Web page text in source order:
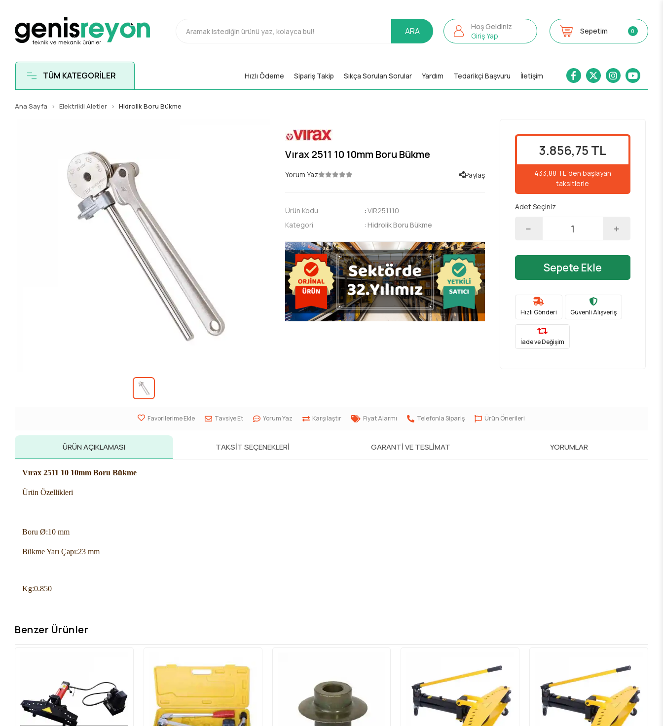
ARA
Hoş Geldiniz
Giriş Yap
Sepetim 0
TÜM KATEGORİLER Hızlı Ödeme Sipariş Takip Sıkça Sorulan Sorular Yardım Tedarikçi Başvuru İletişim
Ana Sayfa Elektrikli Aletler Hidrolik Boru Bükme
Vırax 2511 10 10mm Boru Bükme
Yorum Yaz Paylaş
Ürün Kodu :VIR251110
Kategori
:Hidrolik Boru Bükme
3.856,75 TL
433,88 TL 'den başlayan
taksitlerle
Adet Seçiniz
Sepete Ekle
Hızlı Gönderi Güvenli Alışveriş
İade ve Değişim
Favorilerime Ekle Tavsiye Et Yorum Yaz Karşılaştır Fiyat Alarmı Telefonla Sipariş Ürün Önerileri
ÜRÜN AÇIKLAMASI TAKSIT SEÇENEKLERI GARANTI VE TESLIMAT YORUMLAR
Vırax 2511 10 10mm Boru Bükme
Ürün Özellikleri
Boru Ø:10 mm
Bükme Yarı Çapı:23 mm
Kg:0.850
Benzer Ürünler